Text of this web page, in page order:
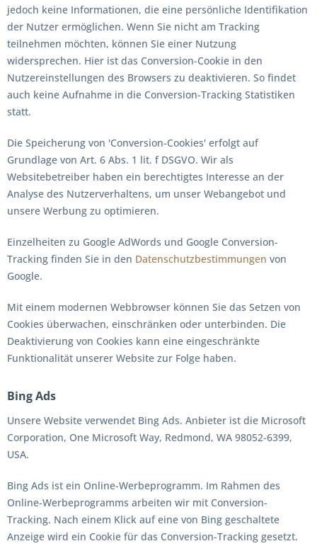
jedoch keine Informationen, die eine persönliche Identifikation
der Nutzer ermöglichen. Wenn Sie nicht am Tracking
teilnehmen möchten, können Sie einer Nutzung
widersprechen. Hier ist das Conversion-Cookie in den
Nutzereinstellungen des Browsers zu deaktivieren. So findet
auch keine Aufnahme in die Conversion-Tracking Statistiken
statt.
Die Speicherung von 'Conversion-Cookies' erfolgt auf
Grundlage von Art. 6 Abs. 1 lit. f DSGVO. Wir als
Websitebetreiber haben ein berechtigtes Interesse an der
Analyse des Nutzerverhaltens, um unser Webangebot und
unsere Werbung zu optimieren.
Einzelheiten zu Google AdWords und Google Conversion-
Tracking finden Sie in den Datenschutzbestimmungen von
Google.
Mit einem modernen Webbrowser können Sie das Setzen von
Cookies überwachen, einschränken oder unterbinden. Die
Deaktivierung von Cookies kann eine eingeschränkte
Funktionalität unserer Website zur Folge haben.
Bing Ads
Unsere Website verwendet Bing Ads. Anbieter ist die Microsoft
Corporation, One Microsoft Way, Redmond, WA 98052-6399,
USA.
Bing Ads ist ein Online-Werbeprogramm. Im Rahmen des
Online-Werbeprogramms arbeiten wir mit Conversion-
Tracking. Nach einem Klick auf eine von Bing geschaltete
Anzeige wird ein Cookie für das Conversion-Tracking gesetzt.